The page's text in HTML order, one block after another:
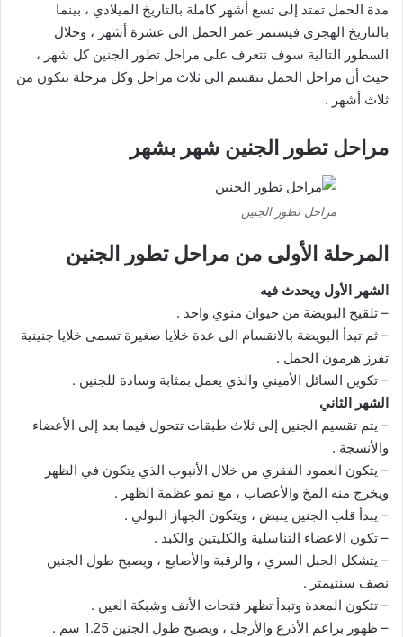
مدة الحمل تمتد إلى تسع أشهر كاملة بالتاريخ الميلادي ، بينما
بالتاريخ الهجري فيستمر عمر الحمل الى عشرة أشهر ، وخلال
السطور التالية سوف نتعرف على مراحل تطور الجنين كل شهر ،
حيث أن مراحل الحمل تنقسم الى ثلاث مراحل وكل مرحلة تتكون من
ثلاث أشهر .
مراحل تطور الجنين شهر بشهر
مراحل تطور الجنين
المرحلة الأولى من مراحل تطور الجنين
الشهر الأول ويحدث فيه
– تلقيح البويضة من حيوان منوي واحد .
– ثم تبدأ البويضة بالانقسام الى عدة خلايا صغيرة تسمى خلايا جنينية
تفرز هرمون الحمل .
– تكوين السائل الأميني والذي يعمل بمثابة وسادة للجنين .
الشهر الثاني
– يتم تقسيم الجنين إلى ثلاث طبقات تتحول فيما بعد إلى الأعضاء
والأنسجة .
– يتكون العمود الفقري من خلال الأنبوب الذي يتكون في الظهر
ويخرج منه المخ والأعصاب ، مع نمو عظمة الظهر .
– يبدأ قلب الجنين ينبض ، ويتكون الجهاز البولي .
– تكون الاعضاء التناسلية والكليتين والكبد .
– يتشكل الحبل السري ، والرقبة والأصابع ، ويصبح طول الجنين
نصف سنتيمتر .
– تتكون المعدة وتبدأ تظهر فتحات الأنف وشبكة العين .
– ظهور براعم الأذرع والأرجل ، ويصبح طول الجنين 1.25 سم .